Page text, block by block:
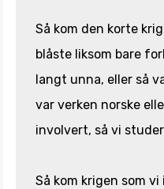
Så kom den korte
blåste liksom bare
langt unna, eller så
var verken norske
involvert, så vi
Så kom krigen som